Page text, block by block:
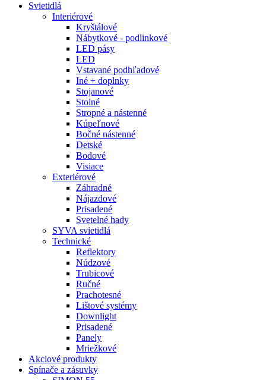
Svietidlá
Interiérové
Kryštálové
Nábytkové - podlinkové
LED pásy
LED
Vstavané podhľadové
Iné + doplnky
Stojanové
Stolné
Stropné a nástenné
Kúpeľnové
Bočné nástenné
Detské
Bodové
Visiace
Exteriérové
Záhradné
Nájazdové
Prisadené
Svetelné hady
SYVA svietidlá
Technické
Reflektory
Núdzové
Trubicové
Ručné
Prachotesné
Lištové systémy
Downlight
Prisadené
Panely
Mriežkové
Akciové produkty
Spínače a zásuvky